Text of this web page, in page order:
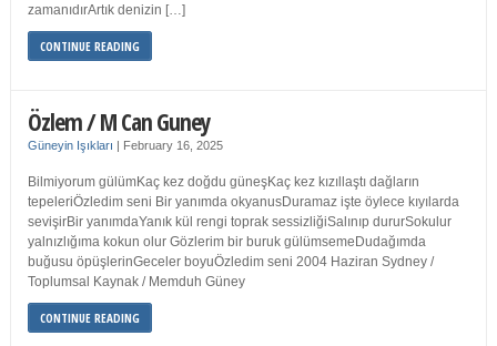
zamanıdırArtık denizin […]
CONTINUE READING
Özlem / M Can Guney
Güneyin Işıkları | February 16, 2025
Bilmiyorum gülümKaç kez doğdu güneşKaç kez kızıllaştı dağların
tepeleriÖzledim seni Bir yanımda okyanusDuramaz işte öylece kıyılarda
sevişirBir yanımdaYanık kül rengi toprak sessizliğiSalınıp dururSokulur
yalnızlığıma kokun olur Gözlerim bir buruk gülümsemeDudağımda
buğusu öpüşlerinGeceler boyuÖzledim seni 2004 Haziran Sydney /
Toplumsal Kaynak / Memduh Güney
CONTINUE READING